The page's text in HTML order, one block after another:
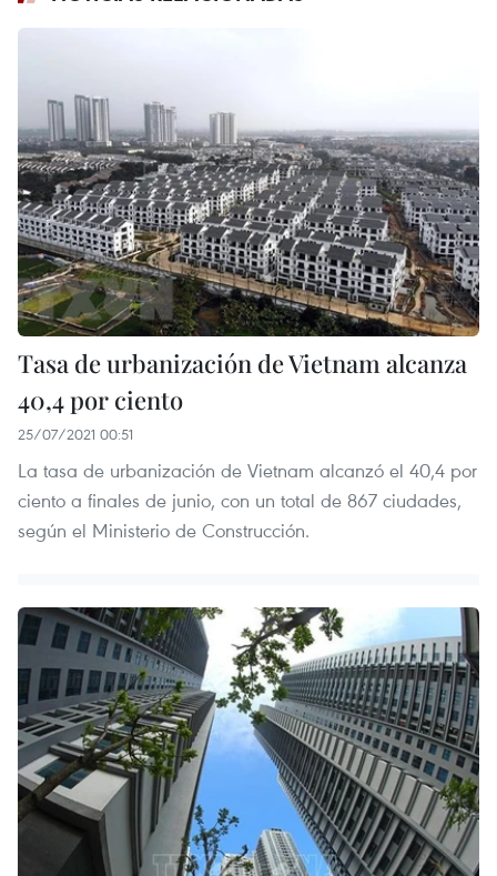
Tasa de urbanización de Vietnam alcanza
40,4 por ciento
25/07/2021 00:51
La tasa de urbanización de Vietnam alcanzó el 40,4 por
ciento a finales de junio, con un total de 867 ciudades,
según el Ministerio de Construcción.